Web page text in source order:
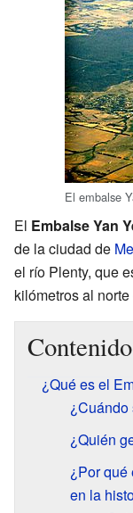
El embalse
El Embalse Yan
de la ciudad de
el río Plenty, que
kilómetros al
Contenido
¿Qué es el
¿Cuándo
¿Quién
¿Por qué
en la